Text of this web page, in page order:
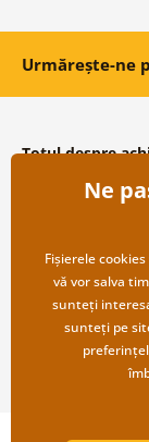
Urmărește-ne
Totul despre
Condiții și termeni
Protecția datelor
Transport și
Returnare
Ne
Fișierele
vă vor salva
sunteți
sunteți pe